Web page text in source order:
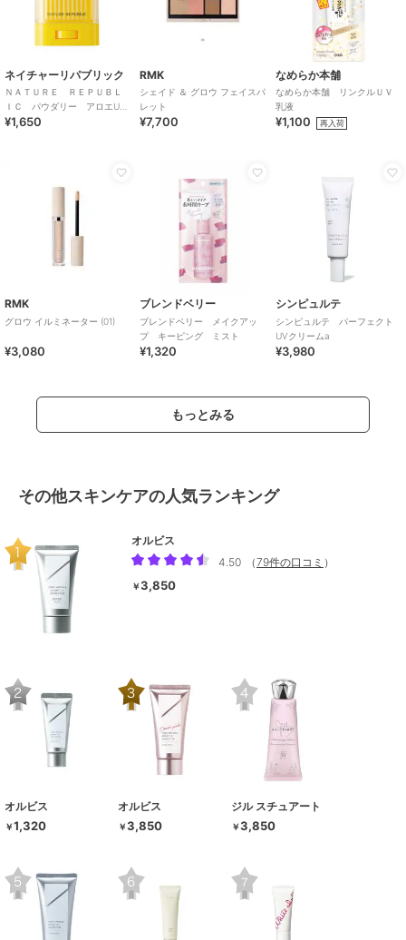
ネイチャーリパブリック
ＮＡＴＵＲＥ ＲＥＰＵＢＬ
ＩＣ パウダリー アロエUV
スティック（韓国コスメ）
¥1,650
RMK
シェイド ＆ グロウ フェイスパ
レット
¥7,700
なめらか本舗
なめらか本舗 リンクルＵＶ
乳液
¥1,100 再入荷
RMK
グロウ イルミネーター (01)
¥3,080
ブレンドベリー
ブレンドベリー メイクアッ
プ キーピング ミスト
¥1,320
シンピュルテ
シンピュルテ パーフェクト
UVクリームa
¥3,980
もっとみる
その他スキンケアの人気ランキング
オルビス
4.50
（79件の口コミ ）
￥3,850
オルビス
￥1,320
オルビス
￥3,850
ジル スチュアート
￥3,850